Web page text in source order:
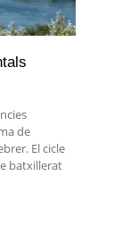
de
El cicle
batxillerat